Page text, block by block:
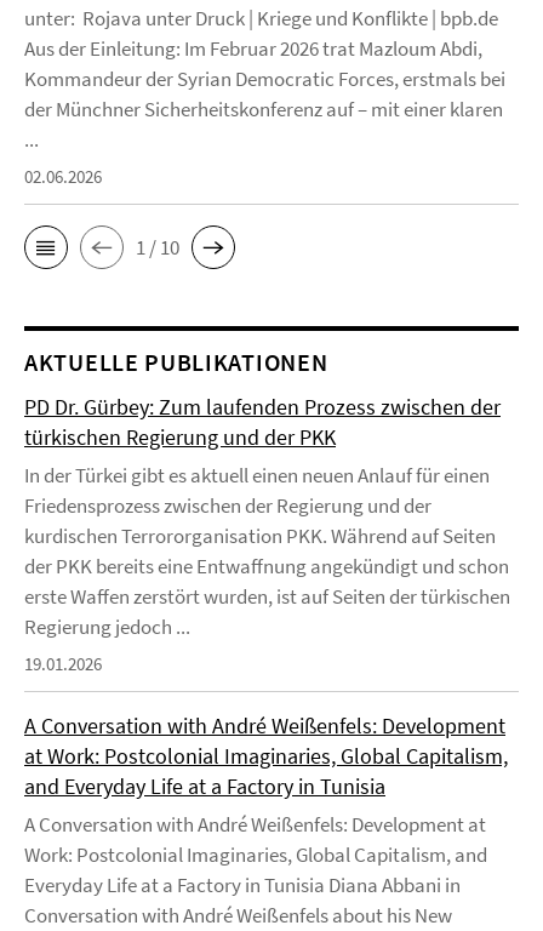
unter: Rojava unter Druck | Kriege und Konflikte | bpb.de
Aus der Einleitung: Im Februar 2026 trat Mazloum Abdi,
Kommandeur der Syrian Democratic Forces, erstmals bei
der Münchner Sicherheitskonferenz auf – mit einer klaren
...
02.06.2026
1 / 10
AKTUELLE PUBLIKATIONEN
PD Dr. Gürbey: Zum laufenden Prozess zwischen der
türkischen Regierung und der PKK
In der Türkei gibt es aktuell einen neuen Anlauf für einen
Friedensprozess zwischen der Regierung und der
kurdischen Terrororganisation PKK. Während auf Seiten
der PKK bereits eine Entwaffnung angekündigt und schon
erste Waffen zerstört wurden, ist auf Seiten der türkischen
Regierung jedoch ...
19.01.2026
A Conversation with André Weißenfels: Development
at Work: Postcolonial Imaginaries, Global Capitalism,
and Everyday Life at a Factory in Tunisia
A Conversation with André Weißenfels: Development at
Work: Postcolonial Imaginaries, Global Capitalism, and
Everyday Life at a Factory in Tunisia Diana Abbani in
Conversation with André Weißenfels about his New